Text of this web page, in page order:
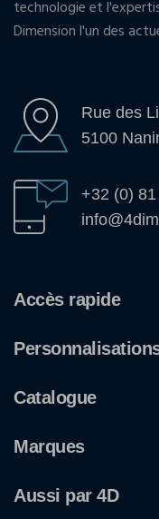
technologie et
Dimension l'un des
Rue des
5100
+32 (0)
Accès rapide
Catalogue
Marques
Aussi par 4D